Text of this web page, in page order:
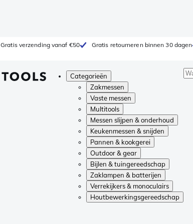
Gratis verzending vanaf €50 Gratis retourneren binnen 30 dagen
Categorieën
Zakmessen
Vaste messen
Multitools
Messen slijpen & onderhoud
Keukenmessen & snijden
Pannen & kookgerei
Outdoor & gear
Bijlen & tuingereedschap
Zaklampen & batterijen
Verrekijkers & monoculairs
Houtbewerkingsgereedschap